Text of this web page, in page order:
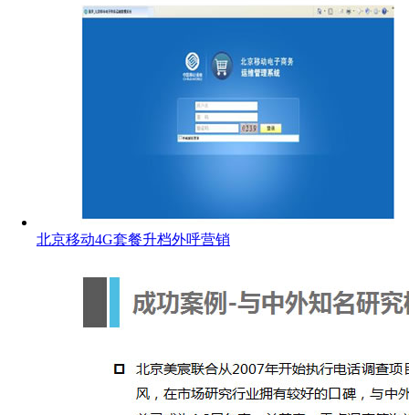
北京移动4G套餐升档外呼营销